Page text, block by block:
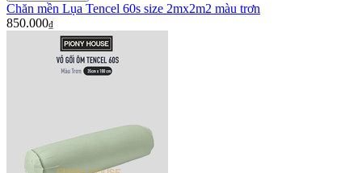
Chăn mền Lụa Tencel 60s size 2mx2m2 màu trơn
850.000₫